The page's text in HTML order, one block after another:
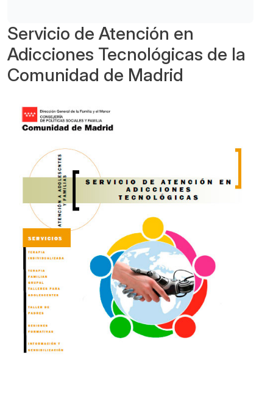
Servicio de Atención en
Adicciones Tecnológicas de la
Comunidad de Madrid